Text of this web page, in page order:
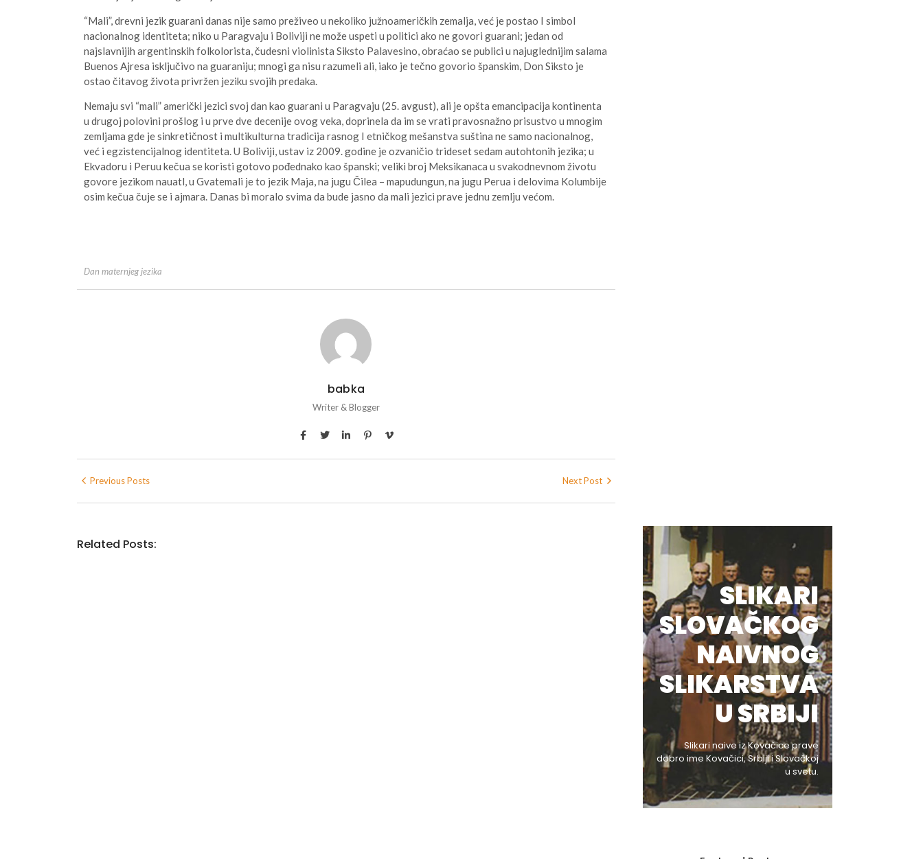
“Mali”, drevni jezik guarani danas nije samo preživeo u nekoliko južnoameričkih zemalja, već je postao I simbol
nacionalnog identiteta; niko u Paragvaju i Boliviji ne može uspeti u politici ako ne govori guarani; jedan od
najslavnijih argentinskih folkolorista, čudesni violinista Siksto Palavesino, obraćao se publici u najuglednijim salama
Buenos Ajresa isključivo na guaraniju; mnogi ga nisu razumeli ali, iako je tečno govorio španskim, Don Siksto je
ostao čitavog života privržen jeziku svojih predaka.
Nemaju svi “mali” američki jezici svoj dan kao guarani u Paragvaju (25. avgust), ali je opšta emancipacija kontinenta
u drugoj polovini prošlog i u prve dve decenije ovog veka, doprinela da im se vrati pravosnažno prisustvo u mnogim
zemljama gde je sinkretičnost i multikulturna tradicija rasnog I etničkog mešanstva suština ne samo nacionalnog,
već i egzistencijalnog identiteta. U Boliviji, ustav iz 2009. godine je ozvaničio trideset sedam autohtonih jezika; u
Ekvadoru i Peruu kečua se koristi gotovo pođednako kao španski; veliki broj Meksikanaca u svakodnevnom životu
govore jezikom nauatl, u Gvatemali je to jezik Maja, na jugu Čilea – mapudungun, na jugu Perua i delovima Kolumbije
osim kečua čuje se i ajmara. Danas bi moralo svima da bude jasno da mali jezici prave jednu zemlju većom.
Dan maternjeg jezika
babka
Writer & Blogger
Previous Posts Next Post
Related Posts:
SLIKARI
SLOVAČKOG
NAIVNOG
SLIKARSTVA
U SRBIJI
Slikari naive iz Kovačice prave
dobro ime Kovačici, Srbiji i Slovačkoj
u svetu.